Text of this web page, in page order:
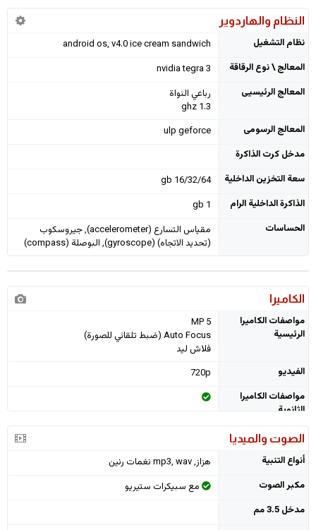
النظام والهاردوير
نظام التشغيل
android os, v4.0 ice cream sandwich
المعالج \ نوع الرقاقة
nvidia tegra 3
المعالج الرئيسيى
رباعي النواة
1.3 ghz
المعالج الرسومى
ulp geforce
مدخل كرت الذاكرة
سعة التخزين الداخلية
16/32/64 gb
الذاكرة الداخلية الرام
1 gb
الحساسات
مقياس التسارع (accelerometer), جيروسكوب
(تحديد الاتجاه) (gyroscope), البوصلة (compass)
الكاميرا
مواصفات الكاميرا
الرئيسية
5 MP
Auto Focus (ضبط تلقائي للصورة)
فلاش ليد
الفيديو
720p
مواصفات الكاميرا
الثانوية
الصوت والميديا
أنواع التنبية
هزاز, mp3, wav نغمات رنين
مكبر الصوت
مع سبيكرات ستيريو
مدخل 3.5 مم